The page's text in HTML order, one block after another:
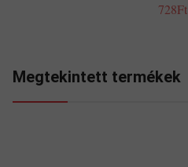
728Ft
Megtekintett termékek